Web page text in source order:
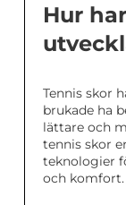
Hur
Tennis skor
brukade ha
lättare och
tennis skor
teknologier
och komfort.